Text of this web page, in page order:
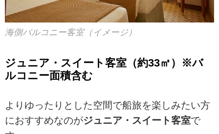
海側バルコニー客室（イメージ）
ジュニア・スイート客室（約33㎡）※バ
ルコニー面積含む
よりゆったりとした空間で船旅を楽しみたい方
におすすめなのがジュニア・スイート客室で